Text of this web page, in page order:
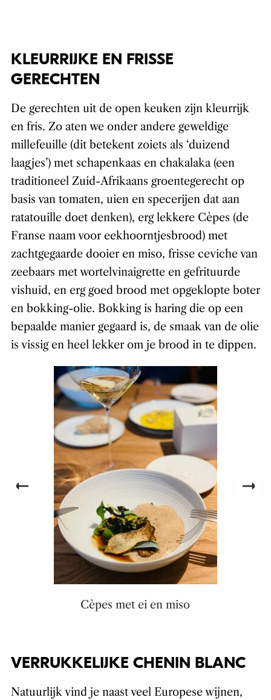
KLEURRIJKE EN FRISSE
GERECHTEN
De gerechten uit de open keuken zijn kleurrijk
en fris. Zo aten we onder andere geweldige
millefeuille (dit betekent zoiets als ‘duizend
laagjes’) met schapenkaas en chakalaka (een
traditioneel Zuid-Afrikaans groentegerecht op
basis van tomaten, uien en specerijen dat aan
ratatouille doet denken), erg lekkere Cèpes (de
Franse naam voor eekhoorntjesbrood) met
zachtgegaarde dooier en miso, frisse ceviche van
zeebaars met wortelvinaigrette en gefrituurde
vishuid, en erg goed brood met opgeklopte boter
en bokking-olie. Bokking is haring die op een
bepaalde manier gegaard is, de smaak van de olie
is vissig en heel lekker om je brood in te dippen.
Cèpes met ei en miso
VERRUKKELIJKE CHENIN BLANC
Natuurlijk vind je naast veel Europese wijnen,